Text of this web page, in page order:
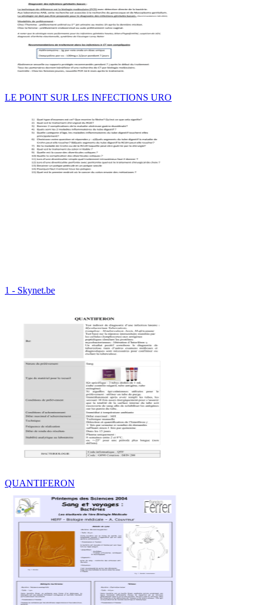
LE POINT SUR LES INFECTIONS URO
1 - Skynet.be
QUANTIFERON